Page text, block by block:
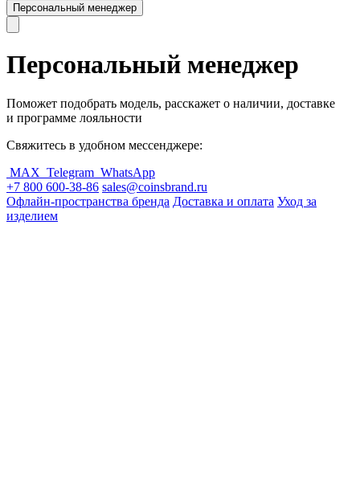
Персональный менеджер
Персональный менеджер
Поможет подобрать модель, расскажет о наличии, доставке
и программе лояльности
Свяжитесь в удобном мессенджере:
MAX Telegram WhatsApp
+7 800 600-38-86 sales@coinsbrand.ru
Офлайн-пространства бренда Доставка и оплата Уход за
изделием